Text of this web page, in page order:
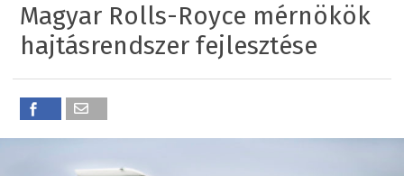
Magyar Rolls-Royce mérnökök
hajtásrendszer fejlesztése